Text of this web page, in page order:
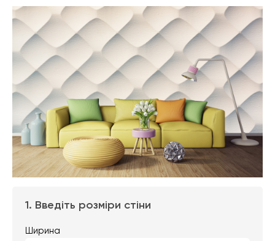
1. Введіть розміри стіни
Ширина